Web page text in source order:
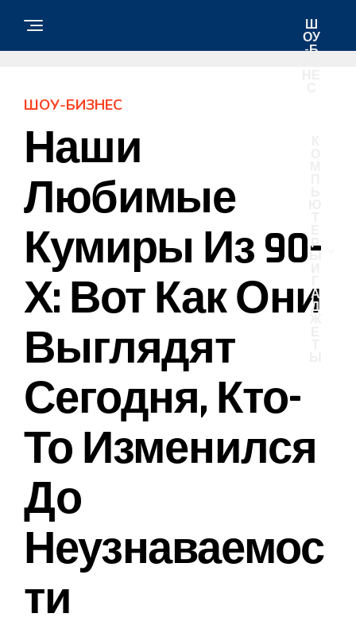
Ш
ОУ
-Б
Р
А
Д
ШОУ-БИЗНЕС
Наши
Любимые
Кумиры Из 90-
Х: Вот Как Они
Выглядят
Сегодня, Кто-
То Изменился
До
Неузнаваемос
Ти